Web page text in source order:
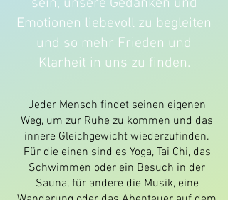
sein, unsere Gedanken und
Emotionen liebevoll zu begleiten
und so mehr Frieden und
Klarheit in uns zu finden.
Jeder Mensch findet seinen eigenen
Weg, um zur Ruhe zu kommen und das
innere Gleichgewicht wiederzufinden.
Für die einen sind es Yoga, Tai Chi, das
Schwimmen oder ein Besuch in der
Sauna, für andere die Musik, eine